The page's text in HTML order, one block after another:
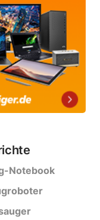
Notebook